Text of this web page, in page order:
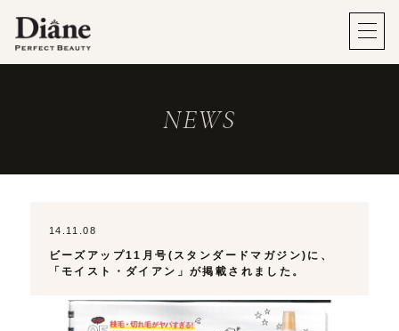
NEWS
14.11.08
ビーズアップ11月号(スタンダードマガジン)に、
「モイスト・ダイアン」が掲載されました。